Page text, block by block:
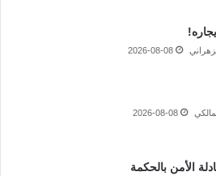
2026-08-08
2026-08-08
الأمن بالحكمة